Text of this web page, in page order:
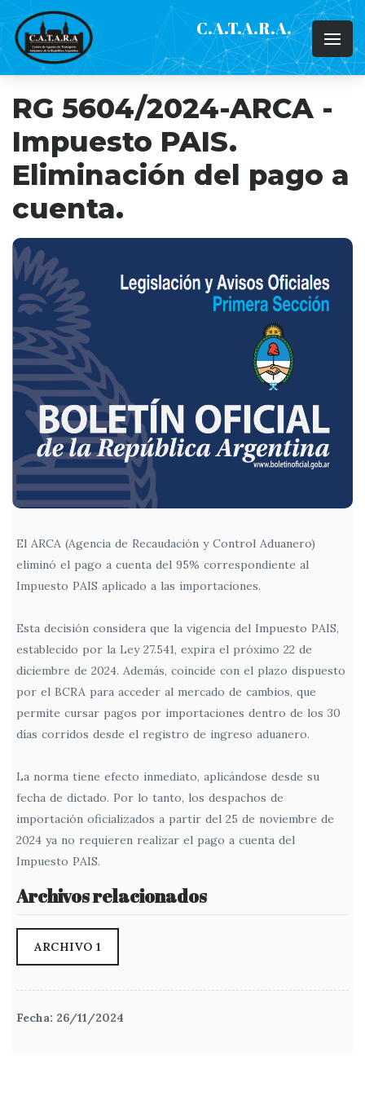
C.A.T.A.R.A.
RG 5604/2024-ARCA -
Impuesto PAIS.
Eliminación del pago a
cuenta.
El ARCA (Agencia de Recaudación y Control Aduanero)
eliminó el pago a cuenta del 95% correspondiente al
Impuesto PAIS aplicado a las importaciones.
Esta decisión considera que la vigencia del Impuesto PAIS,
establecido por la Ley 27.541, expira el próximo 22 de
diciembre de 2024. Además, coincide con el plazo dispuesto
por el BCRA para acceder al mercado de cambios, que
permite cursar pagos por importaciones dentro de los 30
días corridos desde el registro de ingreso aduanero.
La norma tiene efecto inmediato, aplicándose desde su
fecha de dictado. Por lo tanto, los despachos de
importación oficializados a partir del 25 de noviembre de
2024 ya no requieren realizar el pago a cuenta del
Impuesto PAIS.
Archivos relacionados
ARCHIVO 1
Fecha: 26/11/2024